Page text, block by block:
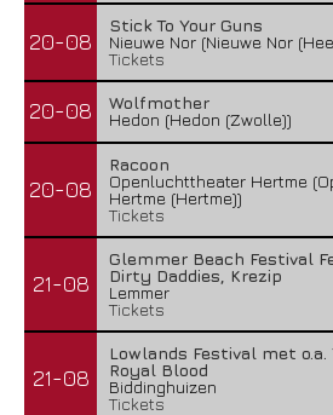
20-08
Stick To Your Guns
Nieuwe Nor (Nieuwe Nor
Tickets
20-08
Wolfmother
Hedon (Hedon (Zwolle))
20-08
Racoon
Openluchttheater Hertme
Hertme (Hertme))
Tickets
21-08
Glemmer Beach Festival
Dirty Daddies, Krezip
Lemmer
Tickets
21-08
Lowlands Festival met o.a.
Royal Blood
Biddinghuizen
Tickets